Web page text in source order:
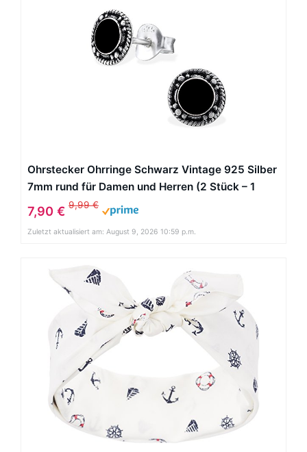
Ohrstecker Ohrringe Schwarz Vintage 925 Silber
7mm rund für Damen und Herren (2 Stück – 1
Paar)
7,90 € 9,99 €
Zuletzt aktualisiert am: August 9, 2026 10:59 p.m.